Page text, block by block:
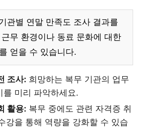
관별 연말 만족도 조사 결과를
무 환경이나 동료 문화에 대한
얻을 수 있습니다.
조사: 희망하는 복무 기관의 업무
를 미리 파악하세요.
활용: 복무 중에도 관련 자격증 취
강을 통해 역량을 강화할 수 있습